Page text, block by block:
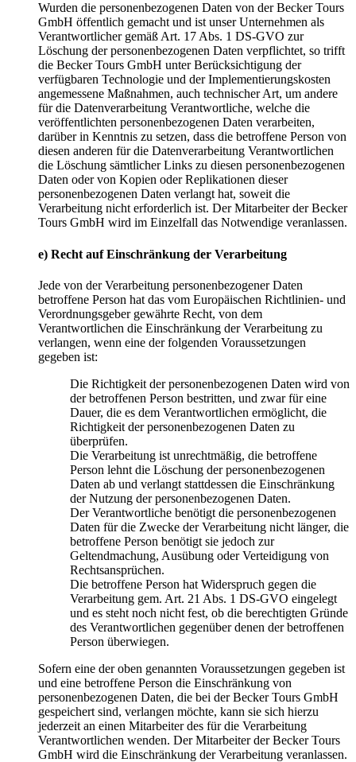
Wurden die personenbezogenen Daten von der Becker Tours
GmbH öffentlich gemacht und ist unser Unternehmen als
Verantwortlicher gemäß Art. 17 Abs. 1 DS-GVO zur
Löschung der personenbezogenen Daten verpflichtet, so trifft
die Becker Tours GmbH unter Berücksichtigung der
verfügbaren Technologie und der Implementierungskosten
angemessene Maßnahmen, auch technischer Art, um andere
für die Datenverarbeitung Verantwortliche, welche die
veröffentlichten personenbezogenen Daten verarbeiten,
darüber in Kenntnis zu setzen, dass die betroffene Person von
diesen anderen für die Datenverarbeitung Verantwortlichen
die Löschung sämtlicher Links zu diesen personenbezogenen
Daten oder von Kopien oder Replikationen dieser
personenbezogenen Daten verlangt hat, soweit die
Verarbeitung nicht erforderlich ist. Der Mitarbeiter der Becker
Tours GmbH wird im Einzelfall das Notwendige veranlassen.
e) Recht auf Einschränkung der Verarbeitung
Jede von der Verarbeitung personenbezogener Daten
betroffene Person hat das vom Europäischen Richtlinien- und
Verordnungsgeber gewährte Recht, von dem
Verantwortlichen die Einschränkung der Verarbeitung zu
verlangen, wenn eine der folgenden Voraussetzungen
gegeben ist:
Die Richtigkeit der personenbezogenen Daten wird von
der betroffenen Person bestritten, und zwar für eine
Dauer, die es dem Verantwortlichen ermöglicht, die
Richtigkeit der personenbezogenen Daten zu
überprüfen.
Die Verarbeitung ist unrechtmäßig, die betroffene
Person lehnt die Löschung der personenbezogenen
Daten ab und verlangt stattdessen die Einschränkung
der Nutzung der personenbezogenen Daten.
Der Verantwortliche benötigt die personenbezogenen
Daten für die Zwecke der Verarbeitung nicht länger, die
betroffene Person benötigt sie jedoch zur
Geltendmachung, Ausübung oder Verteidigung von
Rechtsansprüchen.
Die betroffene Person hat Widerspruch gegen die
Verarbeitung gem. Art. 21 Abs. 1 DS-GVO eingelegt
und es steht noch nicht fest, ob die berechtigten Gründe
des Verantwortlichen gegenüber denen der betroffenen
Person überwiegen.
Sofern eine der oben genannten Voraussetzungen gegeben ist
und eine betroffene Person die Einschränkung von
personenbezogenen Daten, die bei der Becker Tours GmbH
gespeichert sind, verlangen möchte, kann sie sich hierzu
jederzeit an einen Mitarbeiter des für die Verarbeitung
Verantwortlichen wenden. Der Mitarbeiter der Becker Tours
GmbH wird die Einschränkung der Verarbeitung veranlassen.